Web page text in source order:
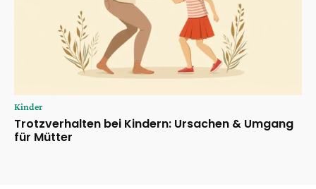
Kinder
Trotzverhalten bei Kindern: Ursachen & Umgang
für Mütter